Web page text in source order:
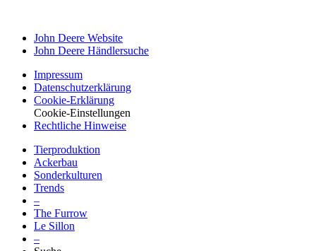
John Deere Website
John Deere Händ­ler­suche
Impressum
Datenschutz­erklärung
Cookie-Erklä­rung
Cookie-Einstellungen
Recht­liche Hinweise
Tier­pro­duk­tion
Ackerbau
Sonder­kul­turen
Trends
–
The Furrow
Le Sillon
–